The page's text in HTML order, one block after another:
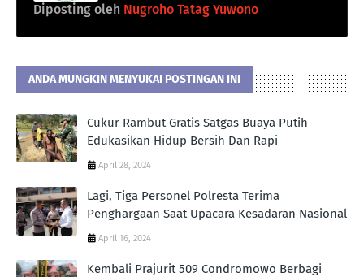
Diposting oleh Nugroho Tatag Yuwono
ANDA MUNGKIN MENYUKAI POSTINGAN INI
Cukur Rambut Gratis Satgas Buaya Putih
Edukasikan Hidup Bersih Dan Rapi
April 28, 2024
Lagi, Tiga Personel Polresta Terima
Penghargaan Saat Upacara Kesadaran Nasional
April 16, 2024
Kembali Prajurit 509 Condromowo Berbagi